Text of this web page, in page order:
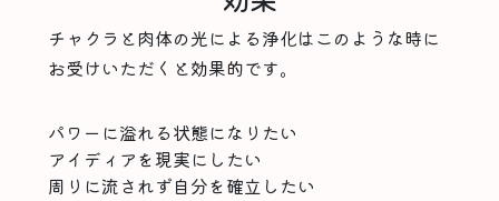
チャクラと肉体の光による浄化はこのような時に
お受けいただくと効果的です。
パワーに溢れる状態になりたい
アイディアを現実にしたい
周りに流されず自分を確立したい